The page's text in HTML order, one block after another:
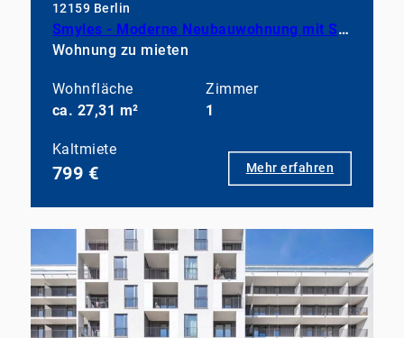
12159 Berlin
Smyles - Moderne Neubauwohnung mit Südbalkon & Einbauküche
Wohnung zu mieten
Wohnfläche
ca. 27,31 m²
Zimmer
1
Kaltmiete
799 € Mehr erfahren